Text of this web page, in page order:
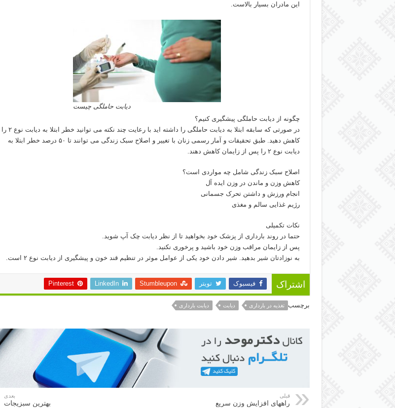
این مادران بسیار بالاست.
دیابت حاملگی چیست
چگونه از دیابت حاملگی پیشگیری کنیم؟
در صورتی که سابقه ابتلا به دیابت حاملگی را داشته اید با رعایت چند نکته می توانید خطر ابتلا به دیابت نوع ۲ را
کاهش دهید. طبق تحقیقات و آمار رسمی زنان با تغییر و اصلاح سبک زندگی می توانند تا ۵۰ درصد خطر ابتلا به
دیابت نوع ۲ را پس از زایمان کاهش دهند.
اصلاح سبک زندگی شامل چه مواردی است؟
کاهش وزن و ماندن در وزن ایده آل
انجام ورزش و داشتن تحرک جسمانی
رژیم غذایی سالم و مغذی
نکات تکمیلی
حتما در روند بارداری از پزشک خود بخواهید تا از نظر دیابت چک آپ شوید.
پس از زایمان مراقب وزن خود باشید و پرخوری نکنید.
به نوزادتان شیر بدهید. شیر دادن خود یکی از عوامل موثر در تنظیم قند خون و پیشگیری از دیابت نوع ۲ است.
اشتراک فیسبوک تویتر Stumbleupon
LinkedIn
Pinterest
برچسب تغذیه در بارداری دیابت دیابت بارداری
قبلی
راههای افزایش وزن سریع
بعدی
بهترین سبزیجات